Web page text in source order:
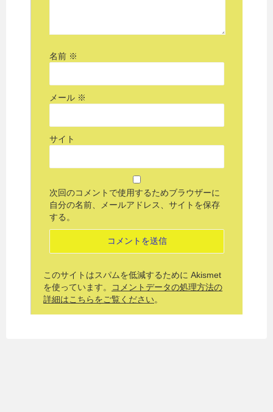
名前 ※
メール ※
サイト
次回のコメントで使用するためブラウザーに
自分の名前、メールアドレス、サイトを保存
する。
このサイトはスパムを低減するために Akismet
を使っています。
コメントデータの処理方法の
詳細はこちらをご覧ください。